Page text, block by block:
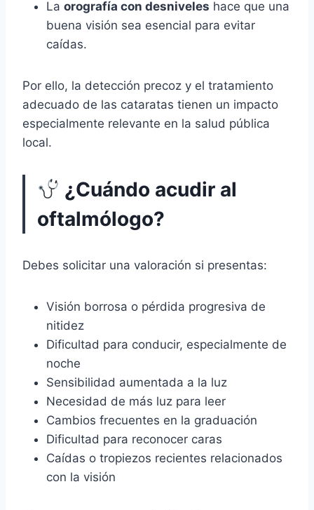
La orografía con desniveles hace que una
buena visión sea esencial para evitar
caídas.
Por ello, la detección precoz y el tratamiento
adecuado de las cataratas tienen un impacto
especialmente relevante en la salud pública
local.
¿Cuándo acudir al
oftalmólogo?
Debes solicitar una valoración si presentas:
Visión borrosa o pérdida progresiva de
nitidez
Dificultad para conducir, especialmente de
noche
Sensibilidad aumentada a la luz
Necesidad de más luz para leer
Cambios frecuentes en la graduación
Dificultad para reconocer caras
Caídas o tropiezos recientes relacionados
con la visión